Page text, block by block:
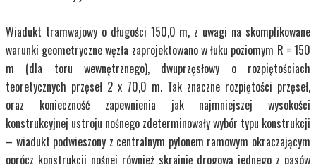
Wiadukt tramwajowy o długości 150,0 m, z uwagi na skomplikowane
warunki geometryczne węzła zaprojektowano w łuku poziomym R = 150
m (dla toru wewnętrznego), dwuprzęsłowy o rozpiętościach
teoretycznych przęseł 2 x 70,0 m. Tak znaczne rozpiętości przęseł,
oraz konieczność zapewnienia jak najmniejszej wysokości
konstrukcyjnej ustroju nośnego zdeterminowały wybór typu konstrukcji
– wiadukt podwieszony z centralnym pylonem ramowym okraczającym
oprócz konstrukcji nośnej również skrajnię drogową jednego z pasów